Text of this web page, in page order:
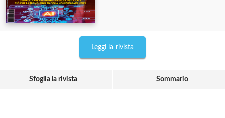
Leggi la rivista
Sfoglia la rivista Sommario